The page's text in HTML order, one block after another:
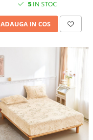
5IN STOC
ADAUGA IN COS